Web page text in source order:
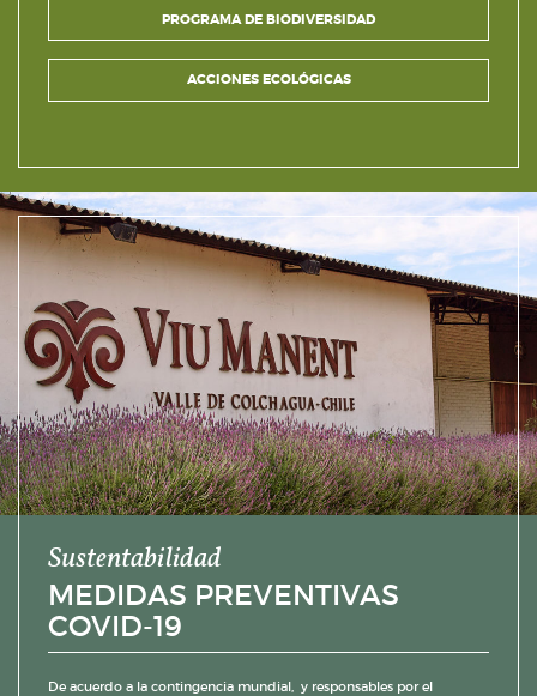
PROGRAMA DE BIODIVERSIDAD
ACCIONES ECOLÓGICAS
Sustentabilidad
MEDIDAS PREVENTIVAS
COVID-19
De acuerdo a la contingencia mundial, y responsables por el